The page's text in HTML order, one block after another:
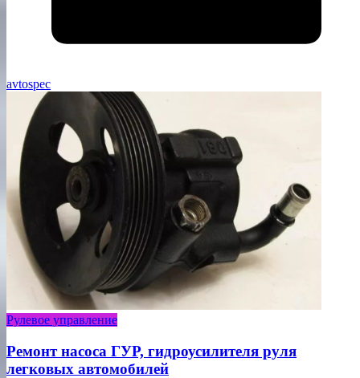
avtospec
Рулевое управление
Ремонт насоса ГУР, гидроусилителя руля
легковых автомобилей